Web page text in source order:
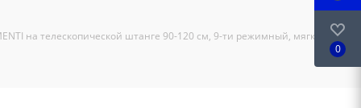
на телескопической штанге 90-120 см, 9-ти режимный, мягкий
0